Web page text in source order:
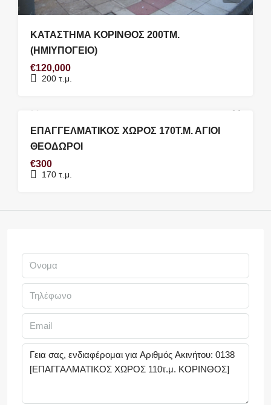
ΚΑΤΑΣΤΗΜΑ ΚΟΡΙΝΘΟΣ 200ΤΜ.
(ΗΜΙΥΠΟΓΕΙΟ)
€120,000
200 τ.μ.
ΕΝΟΙΚΊΑΣΗ #0129 ΝΟΙΚΙΑΣΤΗΚΕ
ΕΠΑΓΓΕΛΜΑΤΙΚΟΣ ΧΩΡΟΣ 170Τ.Μ. ΑΓΙΟΙ
ΘΕΟΔΩΡΟΙ
€300
170 τ.μ.